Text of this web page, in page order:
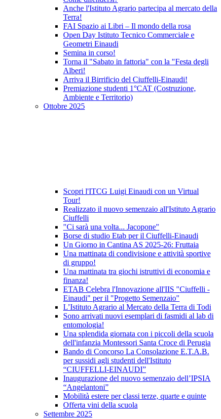
Anche l'Istituto Agrario partecipa al mercato della
Terra!
FAI Spazio ai Libri – Il mondo della rosa
Open Day Istituto Tecnico Commerciale e
Geometri Einaudi
Semina in corso!
Torna il "Sabato in fattoria" con la "Festa degli
Alberi!
Arriva il Birrificio del Ciuffelli-Einaudi!
Premiazione studenti 1°CAT (Costruzione,
Ambiente e Territorio)
Ottobre 2025
Scopri l'ITCG Luigi Einaudi con un Virtual
Tour!
Realizzato il nuovo semenzaio all'Istituto Agrario
Ciuffelli
"Ci sarà una volta... Jacopone"
Borse di studio Etab per il Ciuffelli-Einaudi
Un Giorno in Cantina AS 2025-26: Fruttaia
Una mattinata di condivisione e attività sportive
di gruppo!
Una mattinata tra giochi istruttivi di economia e
finanza!
ETAB Celebra l'Innovazione all'IIS "Ciuffelli -
Einaudi" per il "Progetto Semenzaio"
L’Istituto Agrario al Mercato della Terra di Todi
Sono arrivati nuovi esemplari di fasmidi al lab di
entomologia!
Una splendida giornata con i piccoli della scuola
dell'infanzia Montessori Santa Croce di Perugia
Bando di Concorso La Consolazione E.T.A.B.
per sussidi agli studenti dell'Istituto
“CIUFFELLI-EINAUDI”
Inaugurazione del nuovo semenzaio dell’IPSIA
“Angelantoni”
Mobilità estere per classi terze, quarte e quinte
Offerta vini della scuola
Settembre 2025